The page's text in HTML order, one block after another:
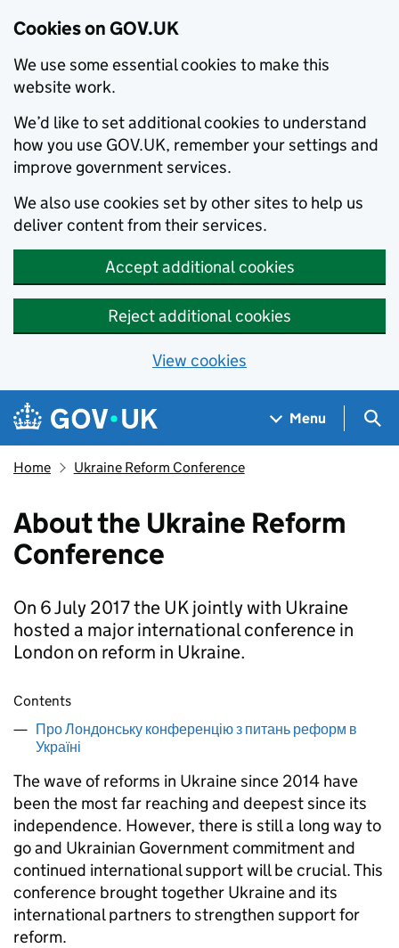
Cookies on GOV.UK
We use some essential cookies to make this
website work.
We’d like to set additional cookies to understand
how you use GOV.UK, remember your settings and
improve government services.
We also use cookies set by other sites to help us
deliver content from their services.
Accept additional cookies
Reject additional cookies
View cookies
Skip to main content
Navigation menu
Menu
Home Ukraine Reform Conference
About the Ukraine Reform
Conference
On 6 July 2017 the UK jointly with Ukraine
hosted a major international conference in
London on reform in Ukraine.
Contents
Про Лондонську конференцію з питань реформ в
Україні
The wave of reforms in Ukraine since 2014 have
been the most far reaching and deepest since its
independence. However, there is still a long way to
go and Ukrainian Government commitment and
continued international support will be crucial. This
conference brought together Ukraine and its
international partners to strengthen support for
reform.